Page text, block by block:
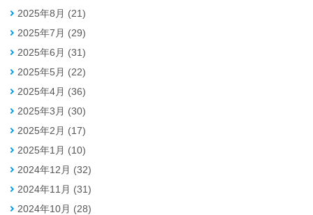
2025年8月 (21)
2025年7月 (29)
2025年6月 (31)
2025年5月 (22)
2025年4月 (36)
2025年3月 (30)
2025年2月 (17)
2025年1月 (10)
2024年12月 (32)
2024年11月 (31)
2024年10月 (28)